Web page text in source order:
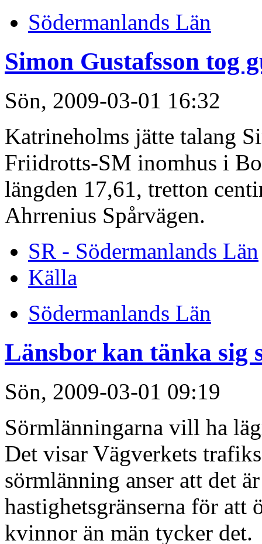
Södermanlands Län
Simon Gustafsson tog
Sön, 2009-03-01 16:32
Katrineholms jätte talang
Friidrotts-SM inomhus i
längden 17,61, tretton
Ahrrenius Spårvägen.
SR - Södermanlands Län
Källa
Södermanlands Län
Länsbor kan tänka sig
Sön, 2009-03-01 09:19
Sörmlänningarna vill ha
Det visar Vägverkets
sörmlänning anser att det
hastighetsgränserna för att
kvinnor än män tycker det.